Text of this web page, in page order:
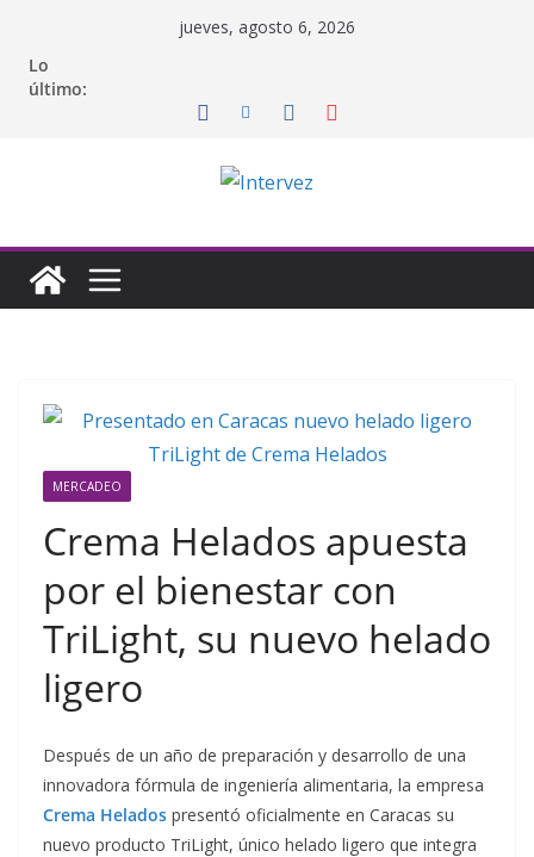
contenido
jueves, agosto 6, 2026
Lo
último:
MERCADEO
Crema Helados apuesta
por el bienestar con
TriLight, su nuevo helado
ligero
Después de un año de preparación y desarrollo de una
innovadora fórmula de ingeniería alimentaria, la empresa
Crema Helados presentó oficialmente en Caracas su
nuevo producto TriLight, único helado ligero que integra